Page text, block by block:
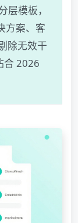
模板，
方案、客
除无效干
合 2026